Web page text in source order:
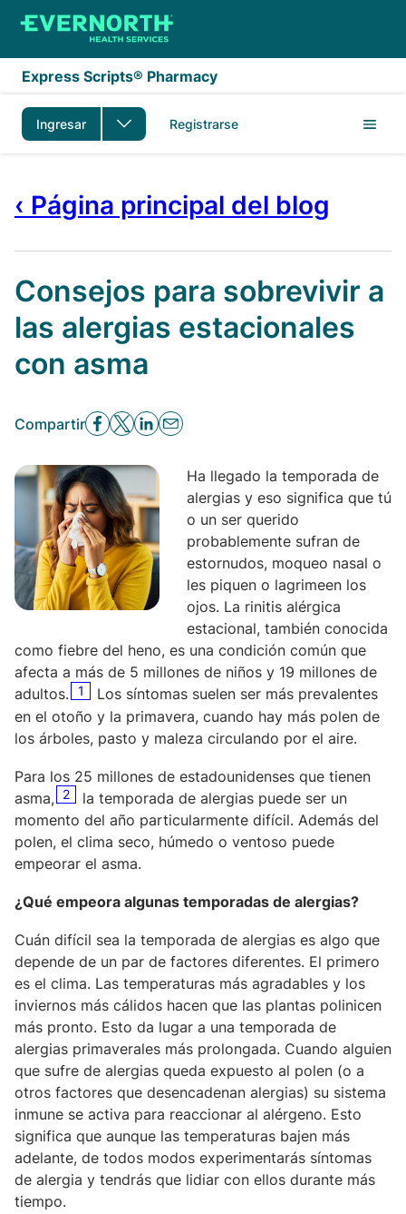
Saltar al contenido principal
Express Scripts® Pharmacy
Ingresar Registrarse
‹ Página principal del blog
Consejos para sobrevivir a
las alergias estacionales
con asma
Compartir
Ha llegado la temporada de
alergias y eso significa que tú
o un ser querido
probablemente sufran de
estornudos, moqueo nasal o
les piquen o lagrimeen los
ojos. La rinitis alérgica
estacional, también conocida
como fiebre del heno, es una condición común que
afecta a más de 5 millones de niños y 19 millones de
adultos.
1
Los síntomas suelen ser más prevalentes
en el otoño y la primavera, cuando hay más polen de
los árboles, pasto y maleza circulando por el aire.
Para los 25 millones de estadounidenses que tienen
asma,
2
la temporada de alergias puede ser un
momento del año particularmente difícil. Además del
polen, el clima seco, húmedo o ventoso puede
empeorar el asma.
¿Qué empeora algunas temporadas de alergias?
Cuán difícil sea la temporada de alergias es algo que
depende de un par de factores diferentes. El primero
es el clima. Las temperaturas más agradables y los
inviernos más cálidos hacen que las plantas polinicen
más pronto. Esto da lugar a una temporada de
alergias primaverales más prolongada. Cuando alguien
que sufre de alergias queda expuesto al polen (o a
otros factores que desencadenan alergias) su sistema
inmune se activa para reaccionar al alérgeno. Esto
significa que aunque las temperaturas bajen más
adelante, de todos modos experimentarás síntomas
de alergia y tendrás que lidiar con ellos durante más
tiempo.